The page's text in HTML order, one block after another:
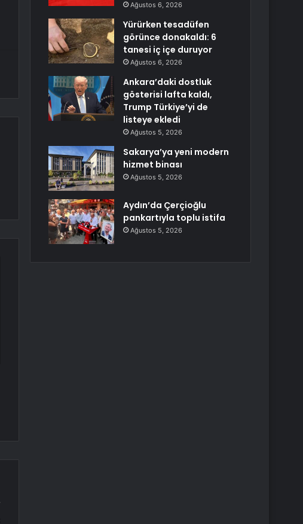
Ağustos 6, 2026
Yürürken tesadüfen
görünce donakaldı: 6
tanesi iç içe duruyor
Ağustos 6, 2026
Ankara’daki dostluk
gösterisi lafta kaldı,
Trump Türkiye’yi de
listeye ekledi
Ağustos 5, 2026
Sakarya’ya yeni modern
hizmet binası
Ağustos 5, 2026
Aydın’da Çerçioğlu
pankartıyla toplu istifa
Ağustos 5, 2026